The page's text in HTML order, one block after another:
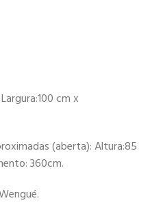
cm x
(aberta): Altura:85
360cm.